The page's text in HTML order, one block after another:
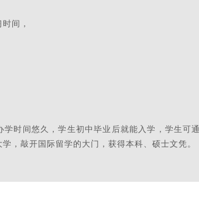
间，
时间悠久，学生初中毕业后就能入学，学生可通
，敲开国际留学的大门，获得本科、硕士文凭。